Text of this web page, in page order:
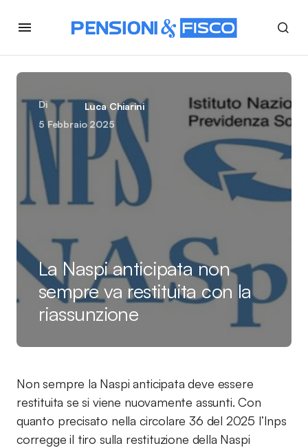
Di
Luca Chiarini
5 Febbraio 2025
La Naspi anticipata non
sempre va restituita con la
riassunzione
Non sempre la Naspi anticipata deve essere
restituita se si viene nuovamente assunti. Con
quanto precisato nella circolare 36 del 2025 l’Inps
corregge il tiro sulla restituzione della Naspi